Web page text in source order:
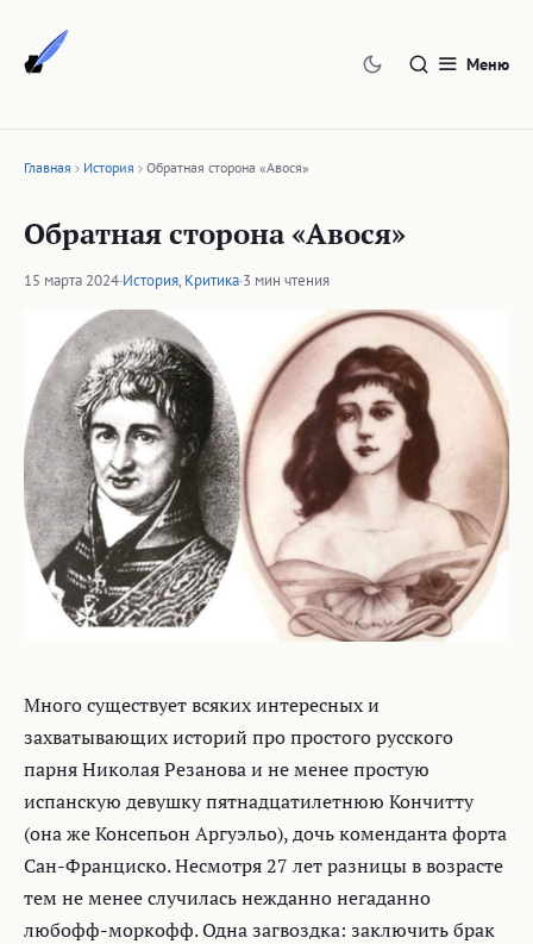
содержимому
Меню
Главная История Обратная сторона «Авося»
Обратная сторона «Авося»
15 марта 2024·История, Критика·3 мин чтения
Много существует всяких интересных и
захватывающих историй про простого русского
парня Николая Резанова и не менее простую
испанскую девушку пятнадцатилетнюю Кончитту
(она же Консепьон Аргуэльо), дочь коменданта форта
Сан-Франциско. Несмотря 27 лет разницы в возрасте
тем не менее случилась нежданно негаданно
любофф-моркофф. Одна загвоздка: заключить брак